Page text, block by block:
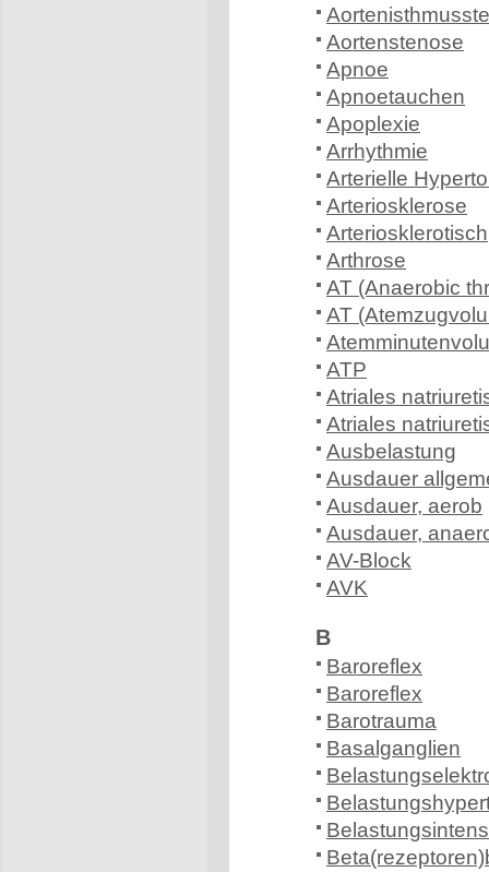
Aortenstenose
Apnoe
Apnoetauchen
Apoplexie
Arrhythmie
Arterielle
Arteriosklerose
Arteriosklerotisch
Arthrose
AT (Anaerobic
AT
ATP
Atriales
Atriales
Ausbelastung
Ausdauer
Ausdauer, aerob
Ausdauer,
AV-Block
AVK
B
Baroreflex
Baroreflex
Barotrauma
Basalganglien